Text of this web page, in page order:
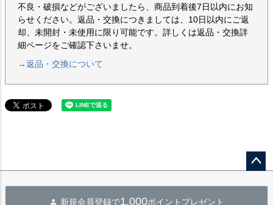
不良・破損などがございましたら、商品到着後7日以内にお知
らせください。返品・交換につきましては、10日以内にご返
却、未開封・未使用に限り可能です。詳しくは返品・交換詳
細ページをご確認下さいませ。
→返品・交換について
新規会員登録で1,000ポイントプレゼント